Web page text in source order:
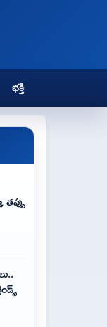
భక్తి